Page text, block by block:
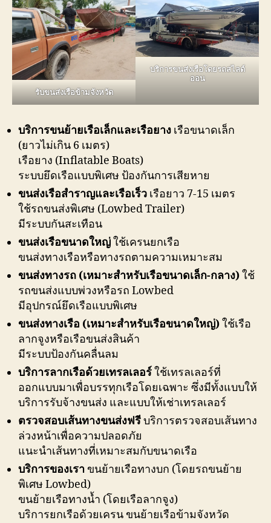
รับขนส่งเรือข้ามจังหวัด
บริการขนส่งเรือโดยรถสไลด์
ออน
บริการขนย้ายเรือเล็กและเรือยาง เรือขนาดเล็ก
(ยาวไม่เกิน 6 เมตร)
เรือยาง (Inflatable Boats)
ระบบยึดเรือแบบพิเศษ ป้องกันการเสียหาย
ขนส่งเรือสำราญและเรือเร็ว เรือยาว 7-15 เมตร
ใช้รถขนส่งพิเศษ (Lowbed Trailer)
มีระบบกันสะเทือน
ขนส่งเรือขนาดใหญ่ใช้เครนยกเรือ
ขนส่งทางเรือหรือทางรถตามความเหมาะสม
ขนส่งทางรถ (เหมาะสำหรับเรือขนาดเล็ก-กลาง)ใช้
รถขนส่งแบบพ่วงหรือรถ Lowbed
มีอุปกรณ์ยึดเรือแบบพิเศษ
ขนส่งทางเรือ (เหมาะสำหรับเรือขนาดใหญ่)ใช้เรือ
ลากจูงหรือเรือขนส่งสินค้า
มีระบบป้องกันคลื่นลม
บริการลากเรือด้วยเทรลเลอร์ใช้เทรลเลอร์ที่
ออกแบบมาเพื่อบรรทุกเรือโดยเฉพาะ ซึ่งมีทั้งแบบให้
บริการรับจ้างขนส่ง และแบบให้เช่าเทรลเลอร์
ตรวจสอบเส้นทางขนส่งฟรีบริการตรวจสอบเส้นทาง
ล่วงหน้าเพื่อความปลอดภัย
แนะนำเส้นทางที่เหมาะสมกับขนาดเรือ
บริการของเรา ขนย้ายเรือทางบก (โดยรถขนย้าย
พิเศษ Lowbed)
ขนย้ายเรือทางน้ำ (โดยเรือลากจูง)
บริการยกเรือด้วยเครน ขนย้ายเรือข้ามจังหวัด